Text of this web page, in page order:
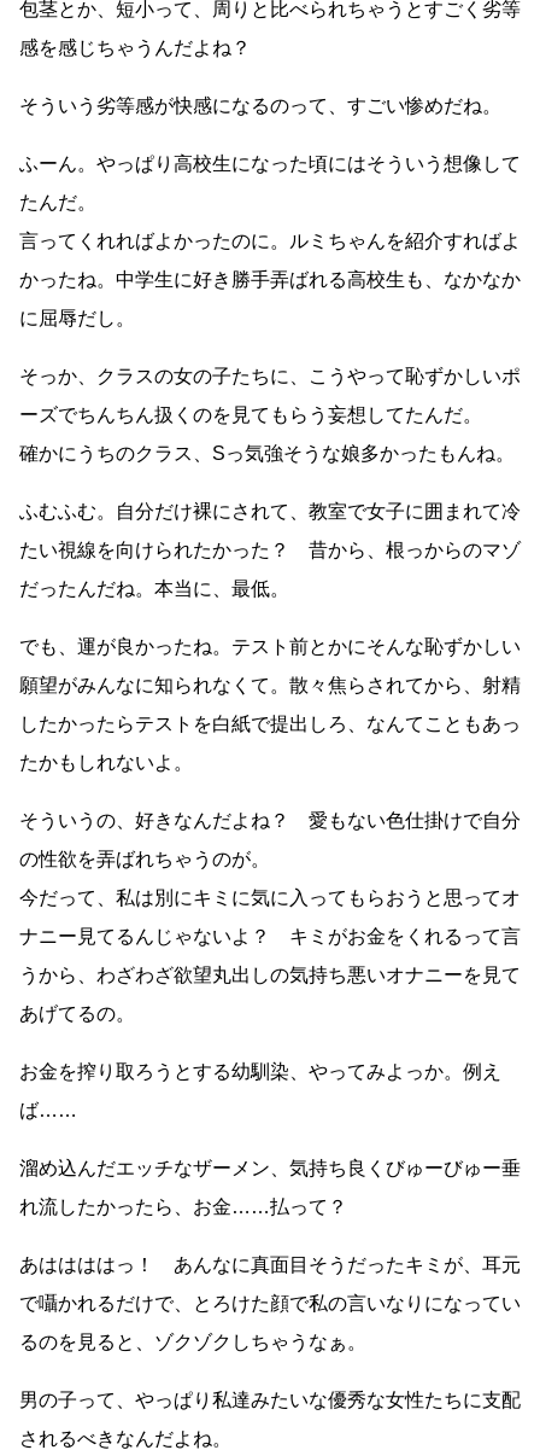
包茎とか、短小って、周りと比べられちゃうとすごく劣等
感を感じちゃうんだよね？
そういう劣等感が快感になるのって、すごい惨めだね。
ふーん。やっぱり高校生になった頃にはそういう想像して
たんだ。
言ってくれればよかったのに。ルミちゃんを紹介すればよ
かったね。中学生に好き勝手弄ばれる高校生も、なかなか
に屈辱だし。
そっか、クラスの女の子たちに、こうやって恥ずかしいポ
ーズでちんちん扱くのを見てもらう妄想してたんだ。
確かにうちのクラス、Sっ気強そうな娘多かったもんね。
ふむふむ。自分だけ裸にされて、教室で女子に囲まれて冷
たい視線を向けられたかった？ 昔から、根っからのマゾ
だったんだね。本当に、最低。
でも、運が良かったね。テスト前とかにそんな恥ずかしい
願望がみんなに知られなくて。散々焦らされてから、射精
したかったらテストを白紙で提出しろ、なんてこともあっ
たかもしれないよ。
そういうの、好きなんだよね？ 愛もない色仕掛けで自分
の性欲を弄ばれちゃうのが。
今だって、私は別にキミに気に入ってもらおうと思ってオ
ナニー見てるんじゃないよ？ キミがお金をくれるって言
うから、わざわざ欲望丸出しの気持ち悪いオナニーを見て
あげてるの。
お金を搾り取ろうとする幼馴染、やってみよっか。例え
ば……
溜め込んだエッチなザーメン、気持ち良くびゅーびゅー垂
れ流したかったら、お金……払って？
あははははっ！ あんなに真面目そうだったキミが、耳元
で囁かれるだけで、とろけた顔で私の言いなりになってい
るのを見ると、ゾクゾクしちゃうなぁ。
男の子って、やっぱり私達みたいな優秀な女性たちに支配
されるべきなんだよね。